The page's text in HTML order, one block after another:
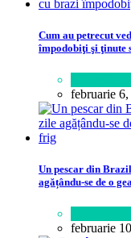
Cum au petrecut
împodobiţi şi ţinute
februarie 6,
Un pescar din
agățându-se de o
februarie